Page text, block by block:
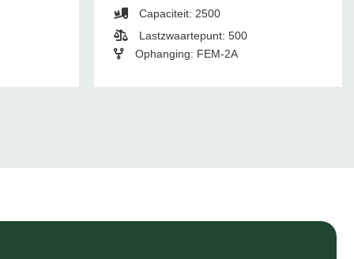
Capaciteit: 2500
Lastzwaartepunt: 500
Ophanging: FEM-2A